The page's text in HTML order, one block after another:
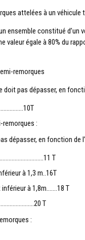
attelées à un
ensemble constitué
valeur égale à 80% du
remorques
pas dépasser, en
remorques :
dépasser, en fonction
T
à 1,3 m..16T
à 1,8m…….18 T
T
: